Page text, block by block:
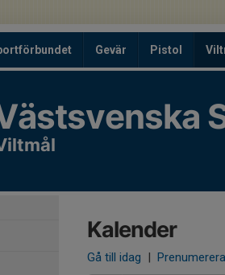
Gevär Pistol
Kalender
Gå till idag | Prenumerera